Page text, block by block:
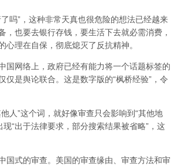
吗”，这种非常天真也很危险的想法已经越来
也要去银行存钱，要生活下去就必需消费，
理在自保，彻底熄灭了反抗精神。
国网络上，政府已经有能力将一个话题标签的
仅是舆论联合。这是数字版的“枫桥经验”，令
人”这个词，就好像审查只会影响到“其他地
“出于法律要求，部分搜索结果被省略”，这
国式的审查。美国的审查缘由、审查方法和审